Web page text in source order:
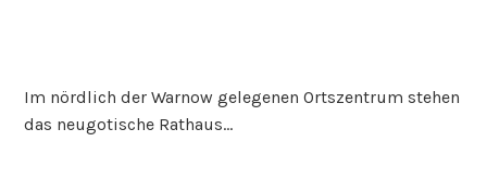
Im nördlich der Warnow gelegenen Ortszentrum stehen
das neugotische Rathaus…